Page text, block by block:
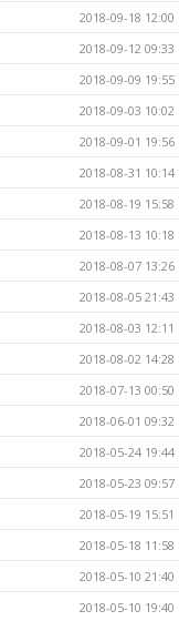
2018-09-18 12:00
2018-09-12 09:33
2018-09-09 19:55
2018-09-03 10:02
2018-09-01 19:56
2018-08-31 10:14
2018-08-19 15:58
2018-08-13 10:18
2018-08-07 13:26
2018-08-05 21:43
2018-08-03 12:11
2018-08-02 14:28
2018-07-13 00:50
2018-06-01 09:32
2018-05-24 19:44
2018-05-23 09:57
2018-05-19 15:51
2018-05-18 11:58
2018-05-10 21:40
2018-05-10 19:40